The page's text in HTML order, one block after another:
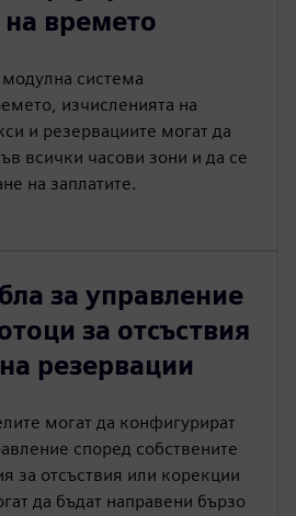
времето
система
изчисленията на
и резервациите могат да
всички часови зони и да се
на заплатите.
за управление
за отсъствия
резервации
могат да конфигурират
според собствените
за отсъствия или корекции
да бъдат направени бързо